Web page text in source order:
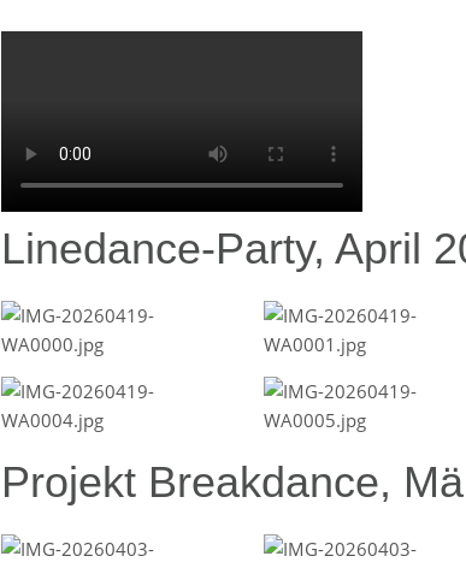
Linedance-Party, April
Projekt Breakdance,